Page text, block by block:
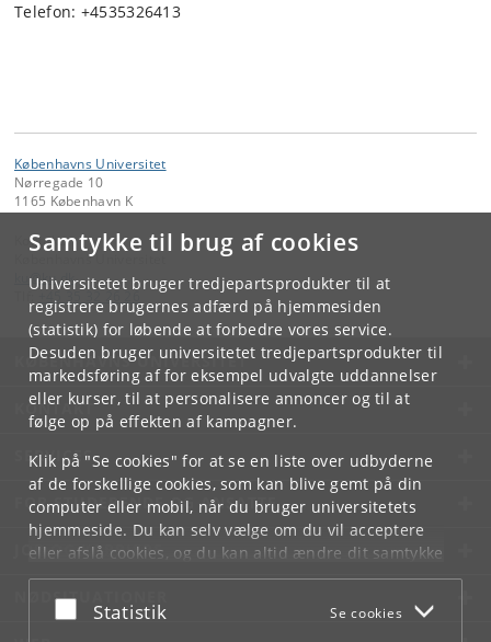
Samtykke til brug af cookies
Universitetet bruger tredjepartsprodukter til at
registrere brugernes adfærd på hjemmesiden
(statistik) for løbende at forbedre vores service.
Desuden bruger universitetet tredjepartsprodukter til
markedsføring af for eksempel udvalgte uddannelser
eller kurser, til at personalisere annoncer og til at
følge op på effekten af kampagner.
Klik på "Se cookies" for at se en liste over udbyderne
af de forskellige cookies, som kan blive gemt på din
computer eller mobil, når du bruger universitetets
hjemmeside. Du kan selv vælge om du vil acceptere
eller afslå cookies, og du kan altid ændre dit samtykke
underCookie- og privatlivspolitiksom du finder i
bunden af hver side.
Acceptér eller afslå
Statistik Se cookies
Telefon: +4535326413
Københavns Universitet
Nørregade 10
1165 København K
Kontakt:
Københavns Universitet
@ku.dk
KØBENHAVNS UNIVERSITET
KONTAKT
SERVICES
FOR STUDERENDE OG ANSATTE
JOB OG KARRIERE
NØDSITUATIONER